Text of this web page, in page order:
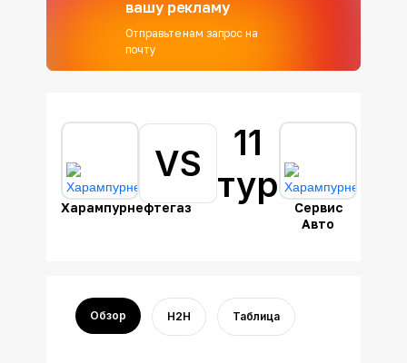
вашу рекламу
Отправьте нам запрос на
почту
Харампурнефтегаз
Сервис
Авто
VS
11
тур
Обзор H2H Таблица